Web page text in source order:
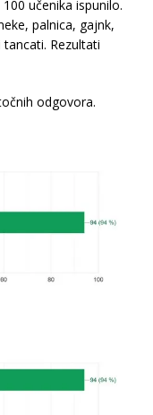
učenika ispunilo.
palnica, gajnk,
Rezultati
odgovora.